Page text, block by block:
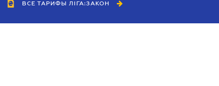
ВСЕ ТАРИФЫ ЛІГА:ЗАКОН